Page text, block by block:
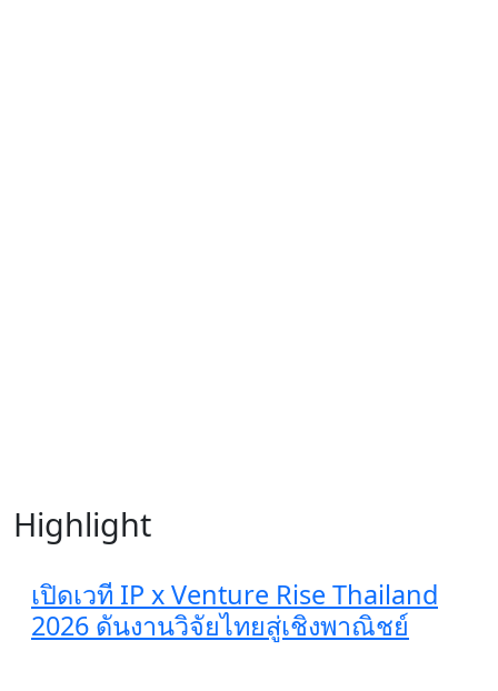
Highlight
เปิดเวที IP x Venture Rise Thailand
2026 ดันงานวิจัยไทยสู่เชิงพาณิชย์